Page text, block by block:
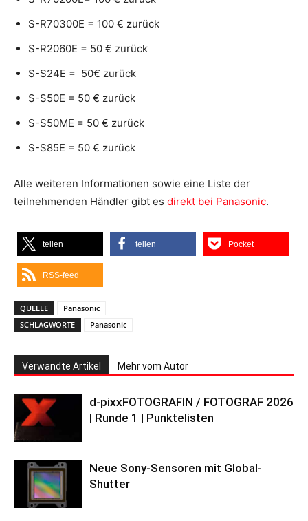
S-R70300E = 100 € zurück
S-R2060E = 50 € zurück
S-S24E = 50€ zurück
S-S50E = 50 € zurück
S-S50ME = 50 € zurück
S-S85E = 50 € zurück
Alle weiteren Informationen sowie eine Liste der
teilnehmenden Händler gibt es direkt bei Panasonic.
teilen teilen Pocket
RSS-feed
QUELLE
Panasonic
SCHLAGWORTE
Panasonic
Verwandte Artikel Mehr vom Autor
d-pixxFOTOGRAFIN / FOTOGRAF 2026
| Runde 1 | Punktelisten
Neue Sony-Sensoren mit Global-
Shutter